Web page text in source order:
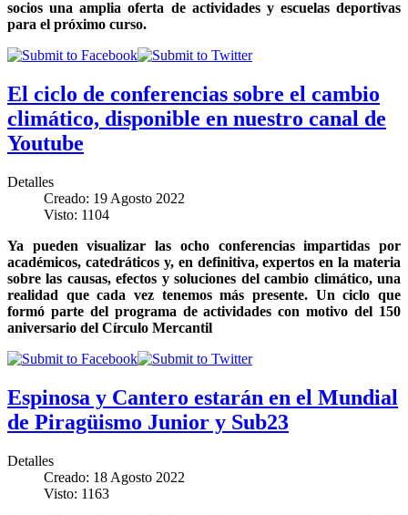
socios una amplia oferta de actividades y escuelas deportivas
para el próximo curso.
El ciclo de conferencias sobre el cambio
climático, disponible en nuestro canal de
Youtube
Detalles
Creado: 19 Agosto 2022
Visto: 1104
Ya pueden visualizar las ocho conferencias impartidas por
académicos, catedráticos y, en definitiva, expertos en la materia
sobre las causas, efectos y soluciones del cambio climático, una
realidad que cada vez tenemos más presente. Un ciclo que
formó parte del programa de actividades con motivo del 150
aniversario del Círculo Mercantil
Espinosa y Cantero estarán en el Mundial
de Piragüismo Junior y Sub23
Detalles
Creado: 18 Agosto 2022
Visto: 1163